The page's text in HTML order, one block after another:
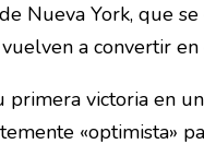
Nueva York, que
a convertir
victoria en
«optimista»